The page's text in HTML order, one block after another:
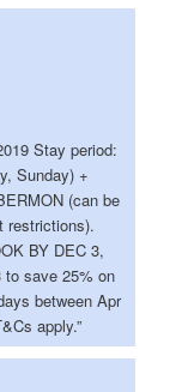
Stay period:
Sunday) +
(can be
restrictions).
BY DEC 3,
to save 25% on
between Apr
apply.”